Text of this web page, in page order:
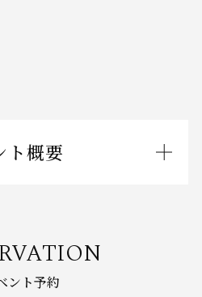
ト概要
ント予約